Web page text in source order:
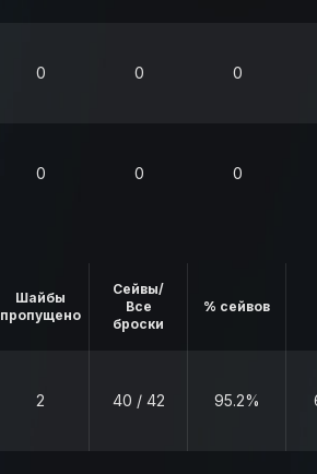
0 0 0
0 0 0
Шайбы
пропущено
Сейвы/
Все
броски
% сейвов
2 40 / 42 95.2%